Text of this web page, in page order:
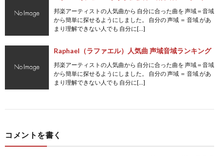
邦楽アーティストの人気曲から 自分に合った曲を 声域＝音域
から簡単に探せるようにしました。 自分の 声域 ＝ 音域 があ
まり理解できない人でも 自分に[…]
Raphael（ラファエル）人気曲 声域音域ランキング
邦楽アーティストの人気曲から 自分に合った曲を 声域＝音域
から簡単に探せるようにしました。 自分の 声域 ＝ 音域 があ
まり理解できない人でも 自分に[…]
コメントを書く